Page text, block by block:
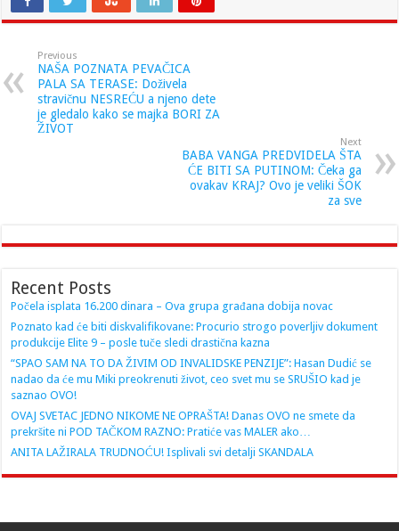
Previous
NAŠA POZNATA PEVAČICA
PALA SA TERASE: Doživela
stravičnu NESREĆU a njeno dete
je gledalo kako se majka BORI ZA
ŽIVOT
Next
BABA VANGA PREDVIDELA ŠTA
ĆE BITI SA PUTINOM: Čeka ga
ovakav KRAJ? Ovo je veliki ŠOK
za sve
Recent Posts
Počela isplata 16.200 dinara – Ova grupa građana dobija novac
Poznato kad će biti diskvalifikovane: Procurio strogo poverljiv dokument
produkcije Elite 9 – posle tuče sledi drastična kazna
“SPAO SAM NA TO DA ŽIVIM OD INVALIDSKE PENZIJE”: Hasan Dudić se
nadao da će mu Miki preokrenuti život, ceo svet mu se SRUŠIO kad je
saznao OVO!
OVAJ SVETAC JEDNO NIKOME NE OPRAŠTA! Danas OVO ne smete da
prekršite ni POD TAČKOM RAZNO: Pratiće vas MALER ako…
ANITA LAŽIRALA TRUDNOĆU! Isplivali svi detalji SKANDALA